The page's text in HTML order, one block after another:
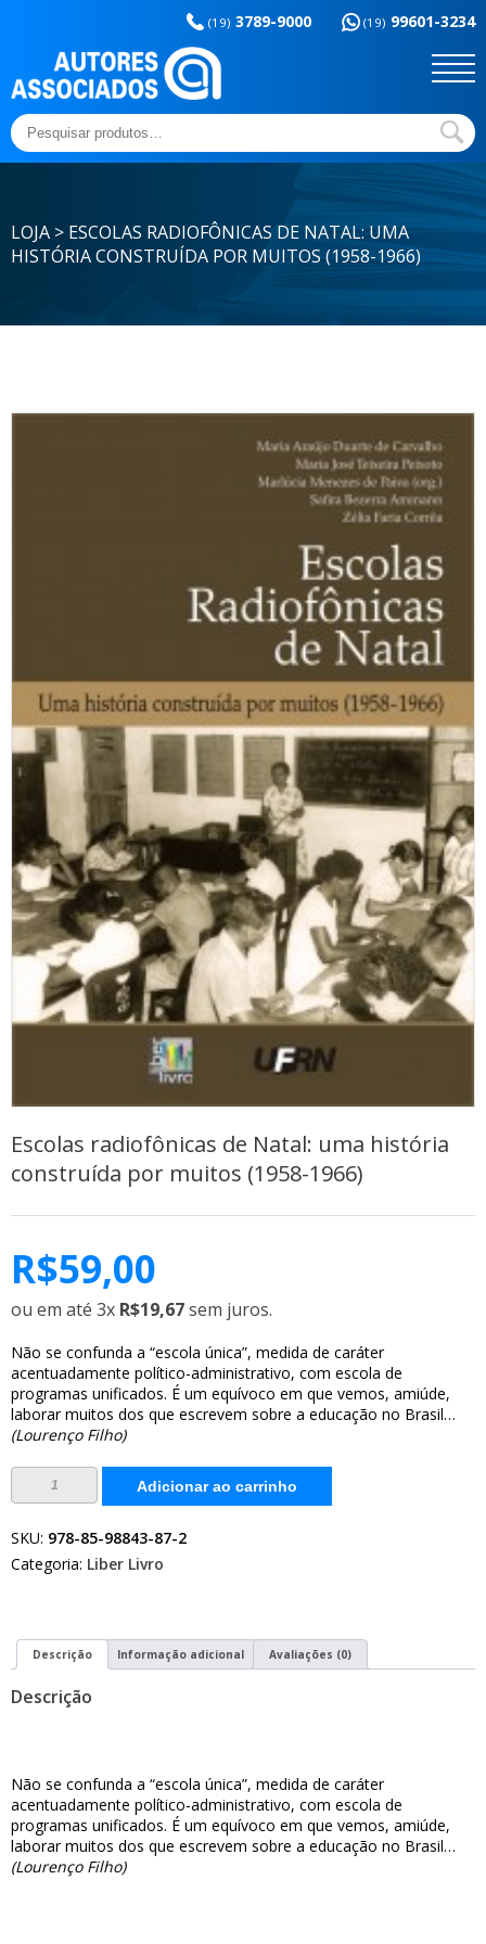
(19) 3789-9000 (19) 99601-3234
Pesquisar
por:
educação
Outros títulos
Sem categoria
Temas básicos
LOJA > ESCOLAS RADIOFÔNICAS DE NATAL: UMA
HISTÓRIA CONSTRUÍDA POR MUITOS (1958-1966)
Escolas radiofônicas de Natal: uma história
construída por muitos (1958-1966)
R$59,00
ou em até 3x R$19,67sem juros.
Não se confunda a “escola única”, medida de caráter
acentuadamente político-administrativo, com escola de
programas unificados. É um equívoco em que vemos, amiúde,
laborar muitos dos que escrevem sobre a educação no Brasil…
(Lourenço Filho)
Escolas
radiofônicas
de
uma
construída
quantidade
Adicionar ao carrinho
SKU: 978-85-98843-87-2
Categoria: Liber Livro
Descrição Informação adicional Avaliações (0)
Descrição
Não se confunda a “escola única”, medida de caráter
acentuadamente político-administrativo, com escola de
programas unificados. É um equívoco em que vemos, amiúde,
laborar muitos dos que escrevem sobre a educação no Brasil…
(Lourenço Filho)